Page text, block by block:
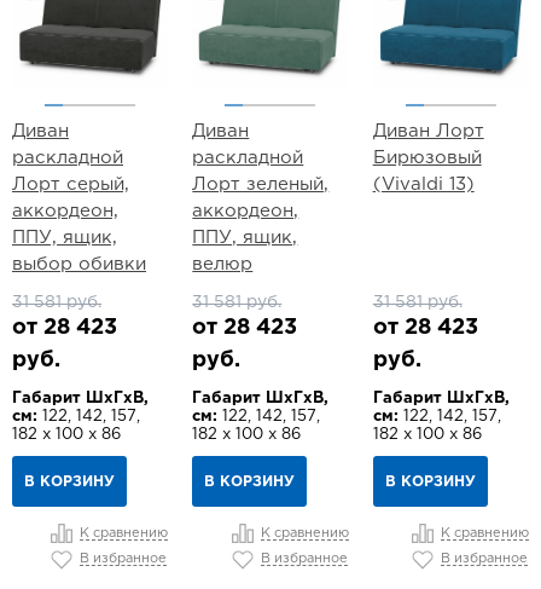
Диван
раскладной
Лорт серый,
аккордеон,
ППУ, ящик,
выбор обивки
31 581 руб.
от 28 423
руб.
Габарит ШхГхВ,
см: 122, 142, 157,
182 х 100 х 86
В КОРЗИНУ
К сравнению
В избранное
Диван
раскладной
Лорт зеленый,
аккордеон,
ППУ, ящик,
велюр
31 581 руб.
от 28 423
руб.
Габарит ШхГхВ,
см:
122, 142, 157,
182 х 100 х 86
В КОРЗИНУ
К сравнению
В избранное
Диван Лорт
Бирюзовый
(Vivaldi 13)
31 581 руб.
от 28 423
руб.
Габарит ШхГхВ,
см: 122, 142, 157,
182 х 100 х 86
В КОРЗИНУ
К сравнению
В избранное